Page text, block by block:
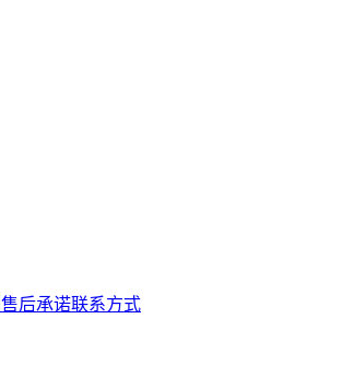
售后承诺联系方式